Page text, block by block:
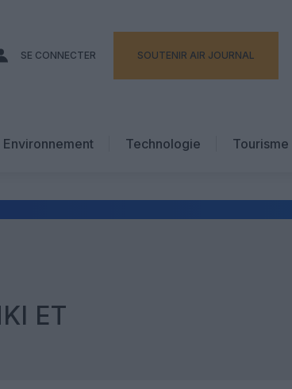
SE CONNECTER SOUTENIR AIR JOURNAL
Environnement Technologie
Tourisme
Hôtellerie
ET